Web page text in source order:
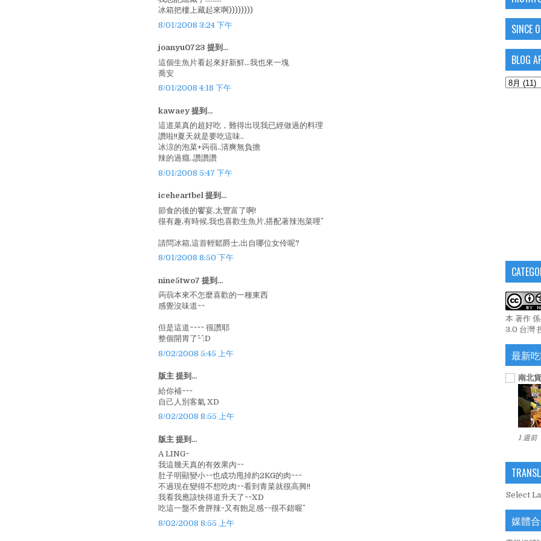
冰箱把樓上藏起來啊))))))))
8/01/2008 3:24 下午
joanyu0723 提到...
這個生魚片看起來好新鮮...我也來一塊
喬安
8/01/2008 4:18 下午
kawaey 提到...
這道菜真的超好吃，難得出現我已經做過的料理
讚啦!!夏天就是要吃這味..
冰涼的泡菜+蒟蒻..清爽無負擔
辣的過癮..讚讚讚
8/01/2008 5:47 下午
iceheartbel 提到...
節食的後的饗宴,太豐富了啊!
很有趣,有時候,我也喜歡生魚片,搭配著辣泡菜哩^^
請問冰箱,這首輕鬆爵士,出自哪位女伶呢?
8/01/2008 8:50 下午
nine5two7 提到...
蒟蒻本來不怎麼喜歡的一種東西
感覺沒味道~~
但是這道~~~~ 很讚耶
整個開胃了^~^ :D
8/02/2008 5:45 上午
版主 提到...
給你補~~~
自己人別客氣 XD
8/02/2008 8:55 上午
版主 提到...
A LING~
我這幾天真的有效果內~~
肚子明顯變小~~也成功甩掉約2KG的肉~~~
不過現在變得不想吃肉~~看到青菜就很高興!!
我看我應該快得道升天了~~XD
吃這一盤不會胖辣~又有飽足感~~很不錯喔^^
8/02/2008 8:55 上午
SINCE
BLOG
本 著作
3.0 台灣
最新
南北
1 週前
Select
媒體